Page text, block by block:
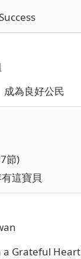
成為良好公民
節)
這寶貝
a Grateful Heart